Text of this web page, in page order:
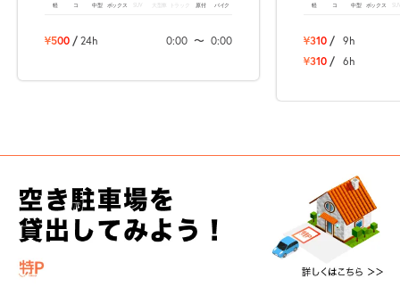
軽 コ 中型 ボックス SUV 大型車 トラック 原付 バイク
¥500 / 24h 0:00 〜 0:00
軽 コ 中型 ボックス
¥310 / 9h
¥310 / 6h